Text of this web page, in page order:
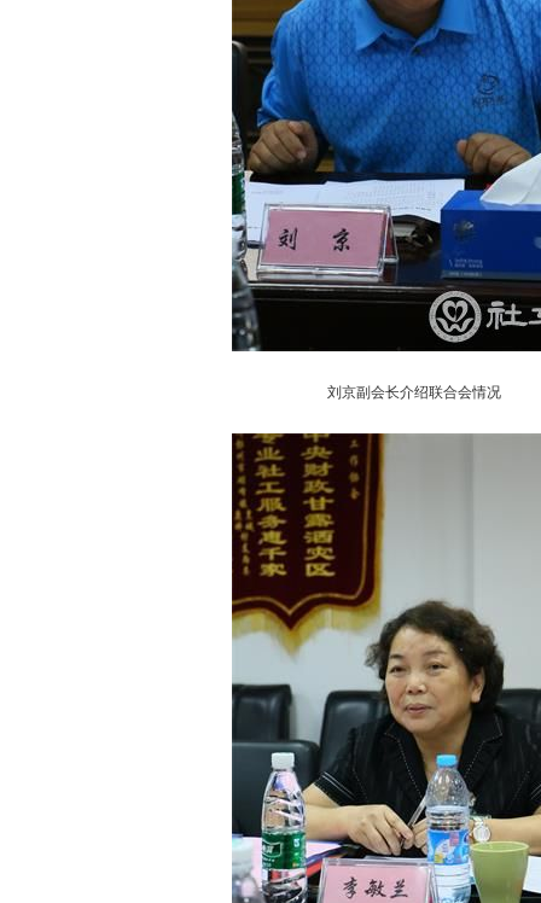
刘京副会长介绍联合会情况